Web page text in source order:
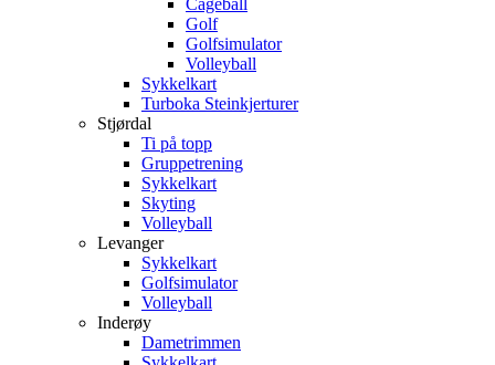
Cageball
Golf
Golfsimulator
Volleyball
Sykkelkart
Turboka Steinkjerturer
Stjørdal
Ti på topp
Gruppetrening
Sykkelkart
Skyting
Volleyball
Levanger
Sykkelkart
Golfsimulator
Volleyball
Inderøy
Dametrimmen